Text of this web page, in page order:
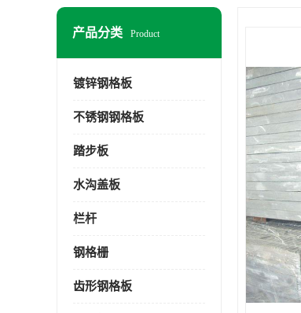
产品分类 Product
镀锌钢格板
不锈钢钢格板
踏步板
水沟盖板
栏杆
钢格栅
齿形钢格板